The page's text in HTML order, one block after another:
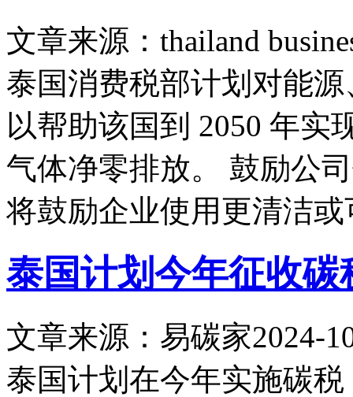
文章来源：thailand
泰国消费税部计划对能
以帮助该国到 2050 年实
气体净零排放。 鼓励公
将鼓励企业使用更清洁或
泰国计划今年征收碳
文章来源：易碳家2024-
泰国计划在今年实施碳